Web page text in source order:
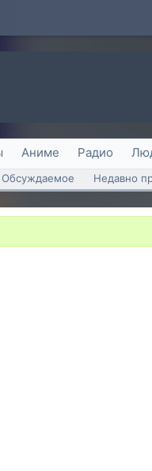
Аниме Радио
Обсуждаемое Недавно